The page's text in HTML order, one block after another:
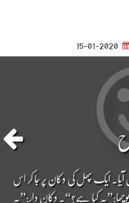
15-01-2020
آیا۔ ایک پھل کی دکان پر جا کر اس
کیا ہے؟“۔ دکان دار:”یہ